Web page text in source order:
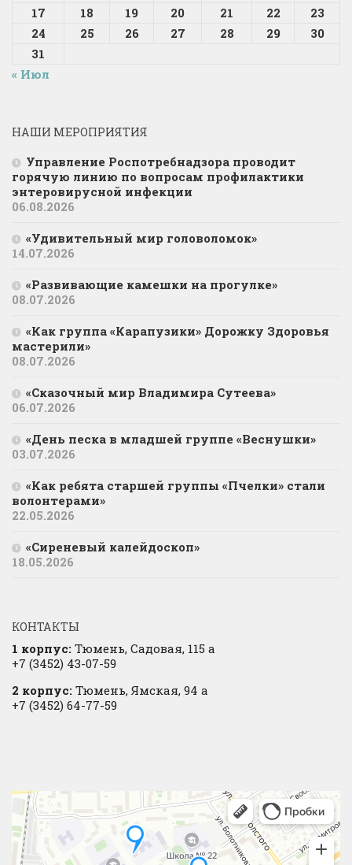
17 18 19 20 21 22
23
24
25 26 27 28 29
30
31
« Июл
НАШИ МЕРОПРИЯТИЯ
Управление Роспотребнадзора проводит
горячую линию по вопросам профилактики
энтеровирусной инфекции
06.08.2026
«Удивительный мир головоломок»
14.07.2026
«Развивающие камешки на прогулке»
08.07.2026
«Как группа «Карапузики» Дорожку Здоровья
мастерили»
08.07.2026
«Сказочный мир Владимира Сутеева»
06.07.2026
«День песка в младшей группе «Веснушки»
03.07.2026
«Как ребята старшей группы «Пчелки» стали
волонтерами»
22.05.2026
«Сиреневый калейдоскоп»
18.05.2026
КОНТАКТЫ
1 корпус: Тюмень, Садовая, 115 а
+7 (3452) 43-07-59
2 корпус: Тюмень, Ямская, 94 а
+7 (3452) 64-77-59